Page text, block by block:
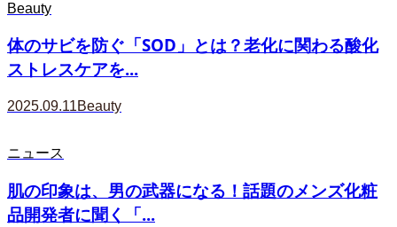
Beauty
体のサビを防ぐ「SOD」とは？老化に関わる酸化
ストレスケアを...
2025.09.11Beauty
ニュース
肌の印象は、男の武器になる！話題のメンズ化粧
品開発者に聞く「...